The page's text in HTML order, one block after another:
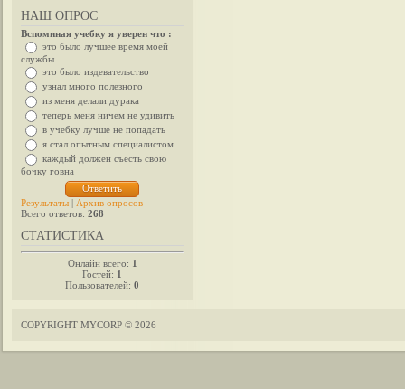
НАШ ОПРОС
Вспоминая учебку я уверен что :
это было лучшее время моей
службы
это было издевательство
узнал много полезного
из меня делали дурака
теперь меня ничем не удивить
в учебку лучше не попадать
я стал опытным специалистом
каждый должен съесть свою
бочку говна
Результаты | Архив опросов
Всего ответов: 268
СТАТИСТИКА
Онлайн всего: 1
Гостей: 1
Пользователей: 0
COPYRIGHT MYCORP © 2026